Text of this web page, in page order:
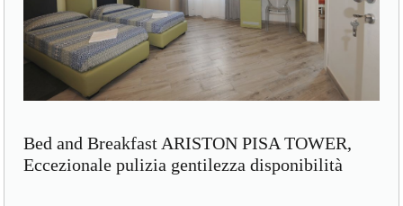
Bed and Breakfast ARISTON PISA TOWER,
Eccezionale pulizia gentilezza disponibilità